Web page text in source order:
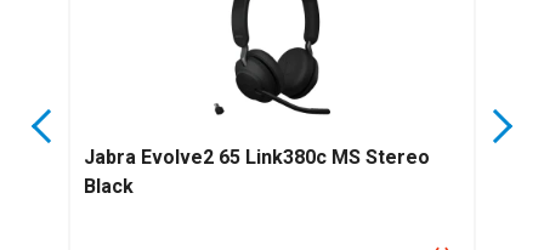
Настройка положения микрофона в диапазоне 300°.
Диапазон частот: 150 - 6800 Гц;
Jabra Evolve2 65 Link380c MS Stereo
Black